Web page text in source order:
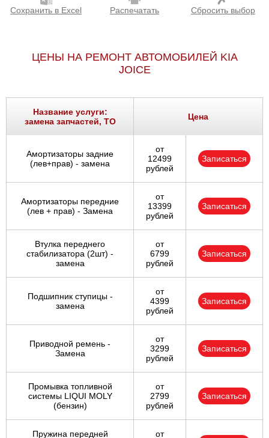
Сохранить в Excel Распечатать Сбросить выбор
ЦЕНЫ НА РЕМОНТ АВТОМОБИЛЕЙ KIA
JOICE
Название услуги:
замена запчастей, ТО
Цена
Амортизаторы задние
(лев+прав) - замена
от
12499
рублей
Записаться
Амортизаторы передние
(лев + прав) - Замена
от
13399
рублей
Записаться
Втулка переднего
стабилизатора (2шт) -
замена
от
6799
рублей
Записаться
Подшипник ступицы -
замена
от
4399
рублей
Записаться
Приводной ремень -
Замена
от
3299
рублей
Записаться
Промывка топливной
системы LIQUI MOLY
(бензин)
от
2799
рублей
Записаться
Пружина передней
от